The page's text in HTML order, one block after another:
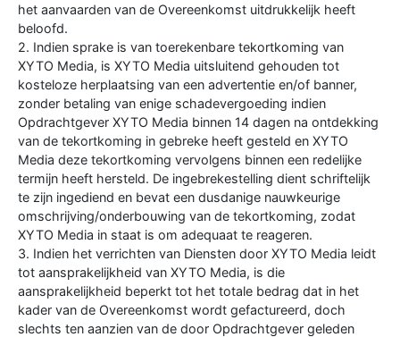
het aanvaarden van de Overeenkomst uitdrukkelijk heeft
beloofd.
2. Indien sprake is van toerekenbare tekortkoming van
XYTO Media, is XYTO Media uitsluitend gehouden tot
kosteloze herplaatsing van een advertentie en/of banner,
zonder betaling van enige schadevergoeding indien
Opdrachtgever XYTO Media binnen 14 dagen na ontdekking
van de tekortkoming in gebreke heeft gesteld en XYTO
Media deze tekortkoming vervolgens binnen een redelijke
termijn heeft hersteld. De ingebrekestelling dient schriftelijk
te zijn ingediend en bevat een dusdanige nauwkeurige
omschrijving/onderbouwing van de tekortkoming, zodat
XYTO Media in staat is om adequaat te reageren.
3. Indien het verrichten van Diensten door XYTO Media leidt
tot aansprakelijkheid van XYTO Media, is die
aansprakelijkheid beperkt tot het totale bedrag dat in het
kader van de Overeenkomst wordt gefactureerd, doch
slechts ten aanzien van de door Opdrachtgever geleden